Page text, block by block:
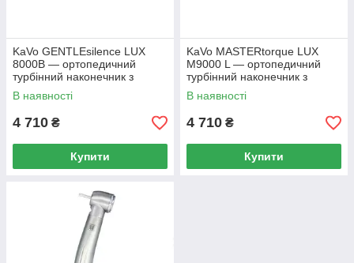
KaVo GENTLEsilence LUX
8000B — ортопедичний
турбінний наконечник з
фіброоптикою, з адаптером
MULTIflex (М6)
В наявності
4 710 ₴
Купити
KaVo MASTERtorque LUX
M9000 L — ортопедичний
турбінний наконечник з
фіброоптикою, з адаптером
MULTIflex (М6)
В наявності
4 710 ₴
Купити